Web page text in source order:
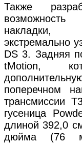
Также
накладки,
экстремально
DS 3. Задняя
tMotion,
поперечном
трансмиссии
гусеница
длиной 392,0
дюйма (76